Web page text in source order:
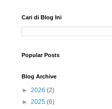
Cari di Blog Ini
Popular Posts
Blog Archive
► 2026 (2)
► 2025 (6)